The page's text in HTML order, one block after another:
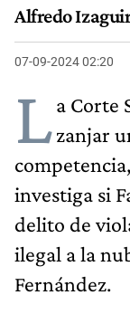
Alfredo
07-09-2024 02:20
La Corte
zanjar
investiga si
delito de
ilegal a la
Fernández.